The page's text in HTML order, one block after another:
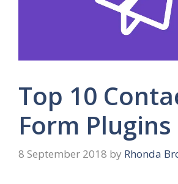
Top 10
Form Plugins
8 September 2018 by Rhonda